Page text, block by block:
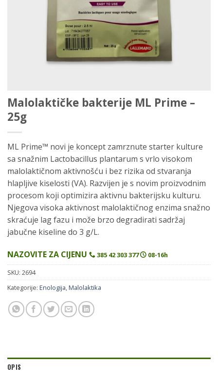
Malolaktičke bakterije ML Prime –
25g
ML Prime™ novi je koncept zamrznute starter kulture
sa snažnim Lactobacillus plantarum s vrlo visokom
malolaktičnom aktivnošću i bez rizika od stvaranja
hlapljive kiselosti (VA). Razvijen je s novim proizvodnim
procesom koji optimizira aktivnu bakterijsku kulturu.
Njegova visoka aktivnost malolaktičnog enzima snažno
skraćuje lag fazu i može brzo degradirati sadržaj
jabučne kiseline do 3 g/L.
NAZOVITE ZA CIJENU 385 42 303 377
08-16h
SKU: 2694
Kategorije: Enologija,Malolaktika
OPIS